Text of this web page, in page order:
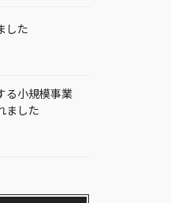
した
る小規模事業
ました